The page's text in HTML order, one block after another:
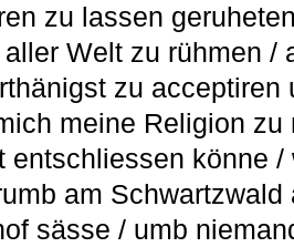
zu lassen
Welt zu rühmen /
zu acceptiren
meine Religion zu
entschliessen könne
am Schwartzwald
sässe / umb